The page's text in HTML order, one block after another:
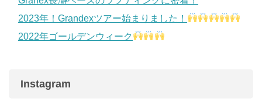
2023年！Grandexツアー始まりました！
2022年ゴールデンウィーク
Instagram